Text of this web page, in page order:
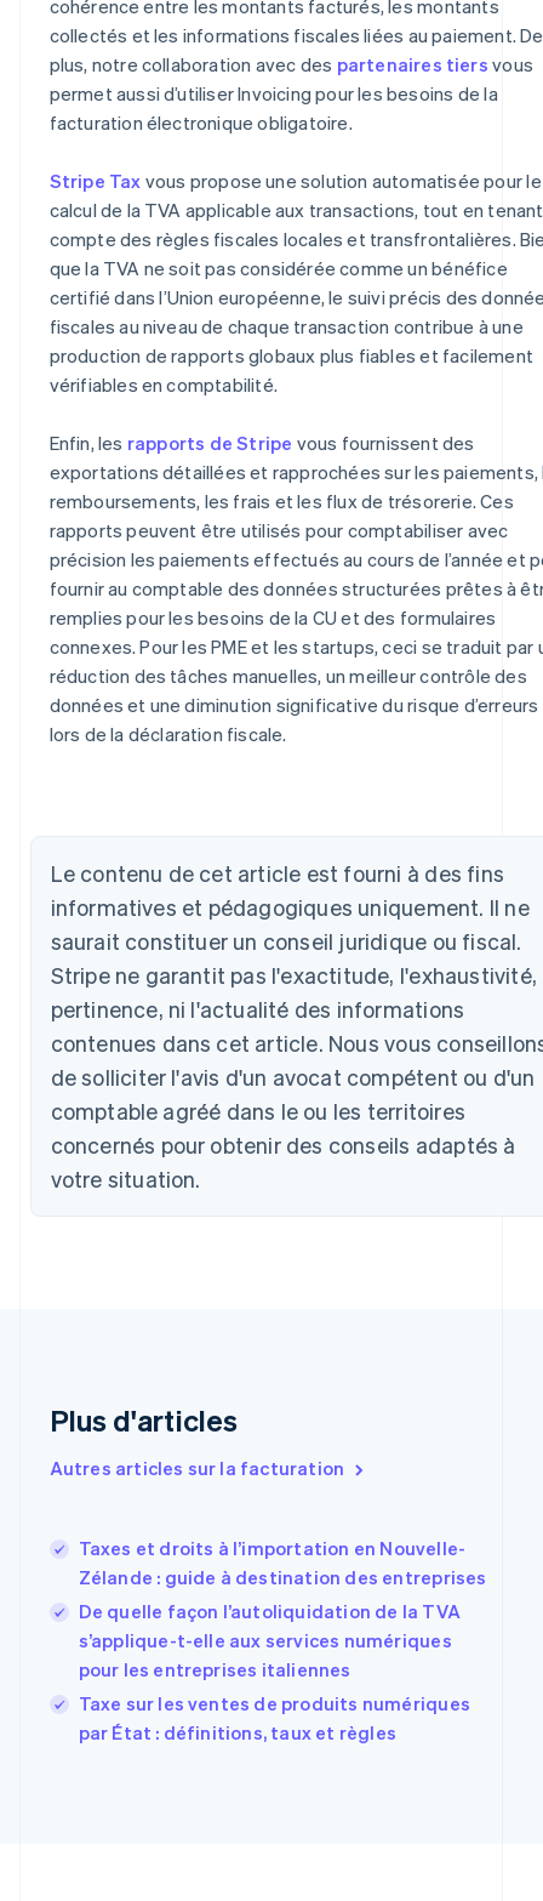
cohérence entre les montants facturés, les montants
collectés et les informations fiscales liées au paiement. De
plus, notre collaboration avec des partenaires tiers vous
permet aussi d’utiliser Invoicing pour les besoins de la
facturation électronique obligatoire.
Stripe Tax vous propose une solution automatisée pour le
calcul de la TVA applicable aux transactions, tout en tenant
compte des règles fiscales locales et transfrontalières.
que la TVA ne soit pas considérée comme un bénéfice
certifié dans l’Union européenne, le suivi précis des
fiscales au niveau de chaque transaction contribue à une
production de rapports globaux plus fiables et facilement
vérifiables en comptabilité.
Enfin, les rapports de Stripe vous fournissent des
exportations détaillées et rapprochées sur les paiements,
remboursements, les frais et les flux de trésorerie. Ces
rapports peuvent être utilisés pour comptabiliser avec
précision les paiements effectués au cours de l’année et
fournir au comptable des données structurées prêtes à
remplies pour les besoins de la CU et des formulaires
connexes. Pour les PME et les startups, ceci se traduit par
réduction des tâches manuelles, un meilleur contrôle des
données et une diminution significative du risque d’erreurs
lors de la déclaration fiscale.
Le contenu de cet article est fourni à des fins
informatives et pédagogiques uniquement. Il ne
saurait constituer un conseil juridique ou fiscal.
Stripe ne garantit pas l'exactitude, l'exhaustivité,
pertinence, ni l'actualité des informations
contenues dans cet article. Nous vous
de solliciter l'avis d'un avocat compétent ou d'un
comptable agréé dans le ou les territoires
concernés pour obtenir des conseils adaptés à
votre situation.
Plus d'articles
Autres articles sur la facturation
Taxes et droits à l’importation en Nouvelle-
Zélande : guide à destination des entreprises
De quelle façon l’autoliquidation de la TVA
s’applique-t-elle aux services numériques
pour les entreprises italiennes
Taxe sur les ventes de produits numériques
par État : définitions, taux et règles
English
Autriche
Belgique
NederlandsFrançaisDeutschEnglish
Brésil
Português English
Bulgarie
English
EnglishFrançais
Chine continentale
简体中文 English
Chypre
English
EspañolEnglish
English
Finlande
English Svenska
France
FrançaisEnglish
Gibraltar
English
English
Hongrie